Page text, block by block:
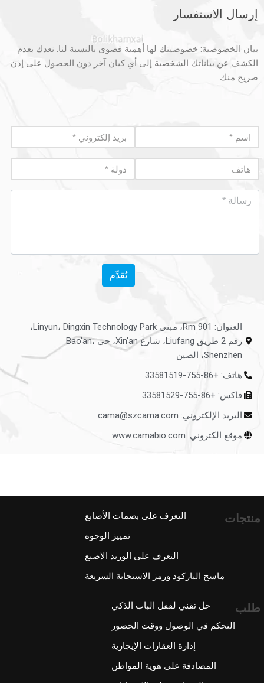
إرسال الاستفسار
بيان الخصوصية: خصوصيتك لها أهمية قصوى بالنسبة لنا. نعدك بعدم
الكشف عن بياناتك الشخصية إلى أي كيان آخر دون الحصول على إذن
صريح منك.
يُقدِّم
العنوان: Rm 901، مبنى Linyun، Dingxin Technology Park،
رقم 2 طريق Liufang، شارع Xin'an، حي Bao'an،
Shenzhen، الصين
هاتف: +86-755-33581519
فاكس: +86-755-33581529
البريد الإلكتروني: cama@szcama.com
موقع الكتروني: www.camabio.com
منتجات
التعرف على بصمات الأصابع
تمييز الوجوه
التعرف على الوريد الاصبع
ماسح الباركود ورمز الاستجابة السريعة
طلب
حل تقني لقفل الباب الذكي
التحكم في الوصول ووقت الحضور
إدارة العقارات الإيجارية
المصادقة على هوية المواطن